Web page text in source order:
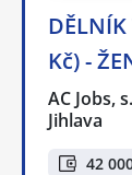
DĚLNÍK
Kč) -
AC Jobs,
Jihlava
42